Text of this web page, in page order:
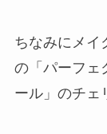
ちなみにメイ
の「パーフェ
ール」のチェ